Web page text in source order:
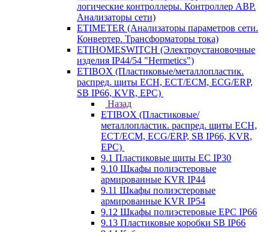
логические контроллеры. Контроллер АВР.
Анализаторы сети)
ETIMETER (Анализаторы параметров сети.
Конвертер. Трансформаторы тока)
ETIHOMESWITCH (Электроустановочные
изделия IP44/54 "Hermetics")
ETIBOX (Пластиковые/металлопластик.
распред. щиты ECH, ECT/ECM, ECG/ERP,
SB IP66, KVR, EPC)
Назад
ETIBOX (Пластиковые/
металлопластик. распред. щиты ECH,
ECT/ECM, ECG/ERP, SB IP66, KVR,
EPC)
9.1 Пластиковые щиты EC IP30
9.10 Шкафы полиэстеровые
армированные KVR IP44
9.11 Шкафы полиэстеровые
армированные KVR IP54
9.12 Шкафы полиэстеровые EPC IP66
9.13 Пластиковые коробки SB IP66